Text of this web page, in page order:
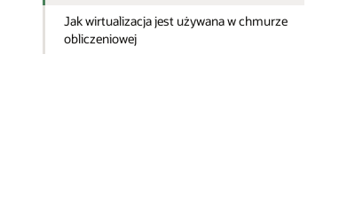
Jak wirtualizacja jest używana w chmurze
obliczeniowej